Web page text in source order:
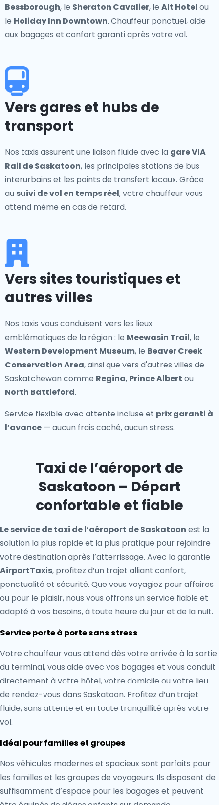
Bessborough, le Sheraton Cavalier, le Alt Hotel ou
le Holiday Inn Downtown. Chauffeur ponctuel, aide
aux bagages et confort garanti après votre vol.
Vers gares et hubs de
transport
Nos taxis assurent une liaison fluide avec la gare VIA
Rail de Saskatoon, les principales stations de bus
interurbains et les points de transfert locaux. Grâce
au suivi de vol en temps réel, votre chauffeur vous
attend même en cas de retard.
Vers sites touristiques et
autres villes
Nos taxis vous conduisent vers les lieux
emblématiques de la région : le Meewasin Trail, le
Western Development Museum, le Beaver Creek
Conservation Area, ainsi que vers d'autres villes de
Saskatchewan comme Regina, Prince Albert ou
North Battleford.
Service flexible avec attente incluse et prix garanti à
l’avance — aucun frais caché, aucun stress.
Taxi de l’aéroport de
Saskatoon – Départ
confortable et fiable
Le service de taxi de l’aéroport de Saskatoon est la
solution la plus rapide et la plus pratique pour rejoindre
votre destination après l’atterrissage. Avec la garantie
AirportTaxis, profitez d’un trajet alliant confort,
ponctualité et sécurité. Que vous voyagiez pour affaires
ou pour le plaisir, nous vous offrons un service fiable et
adapté à vos besoins, à toute heure du jour et de la nuit.
Service porte à porte sans stress
Votre chauffeur vous attend dès votre arrivée à la sortie
du terminal, vous aide avec vos bagages et vous conduit
directement à votre hôtel, votre domicile ou votre lieu
de rendez-vous dans Saskatoon. Profitez d’un trajet
fluide, sans attente et en toute tranquillité après votre
vol.
Idéal pour familles et groupes
Nos véhicules modernes et spacieux sont parfaits pour
les familles et les groupes de voyageurs. Ils disposent de
suffisamment d’espace pour les bagages et peuvent